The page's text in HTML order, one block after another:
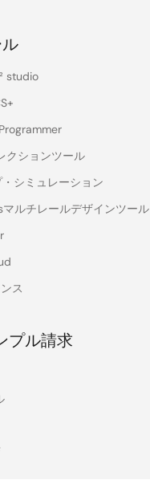
studio
クションツール
シミュレーション
ルチレールデザインツール
ス
プル請求